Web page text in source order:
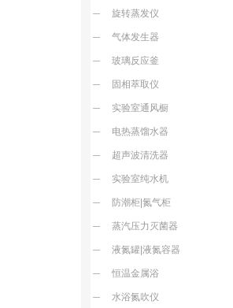
旋转蒸发仪
气体发生器
玻璃反应釜
固相萃取仪
实验室通风橱
电热蒸馏水器
超声波清洗器
实验室纯水机
防潮柜|氮气柜
蒸汽压力灭菌器
液氮罐|液氮容器
恒温金属浴
水浴氮吹仪